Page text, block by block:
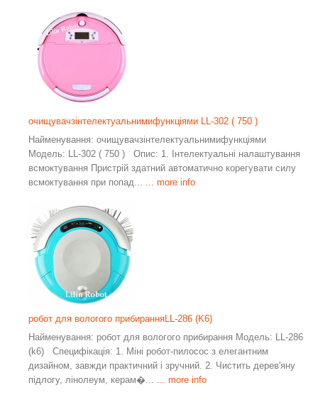
очищувачзінтелектуальнимифункціями LL-302 ( 750 )
Найменування: очищувачзінтелектуальнимифункціями
Модель: LL-302 ( 750 ) Опис: 1. Інтелектуальні налаштування
всмоктування Пристрій здатний автоматично корегувати силу
всмоктування при попад...
... more info
робот для вологого прибиранняLL-286 (K6)
Найменування: робот для вологого прибирання Модель: LL-286
(k6) Специфікація: 1. Міні робот-пилосос з елегантним
дизайном, завжди практичний і зручний. 2. Чистить дерев'яну
підлогу, лінолеум, керам�...
... more info